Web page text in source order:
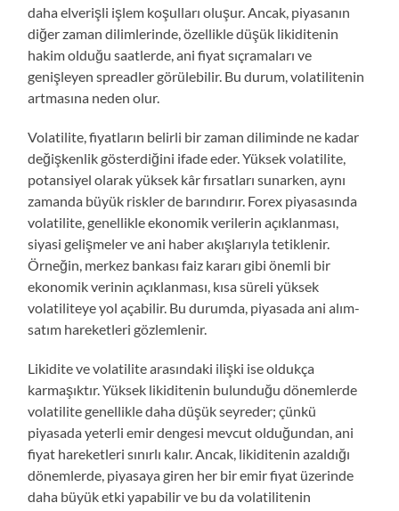
daha elverişli işlem koşulları oluşur. Ancak, piyasanın
diğer zaman dilimlerinde, özellikle düşük likiditenin
hakim olduğu saatlerde, ani fiyat sıçramaları ve
genişleyen spreadler görülebilir. Bu durum, volatilitenin
artmasına neden olur.
Volatilite, fiyatların belirli bir zaman diliminde ne kadar
değişkenlik gösterdiğini ifade eder. Yüksek volatilite,
potansiyel olarak yüksek kâr fırsatları sunarken, aynı
zamanda büyük riskler de barındırır. Forex piyasasında
volatilite, genellikle ekonomik verilerin açıklanması,
siyasi gelişmeler ve ani haber akışlarıyla tetiklenir.
Örneğin, merkez bankası faiz kararı gibi önemli bir
ekonomik verinin açıklanması, kısa süreli yüksek
volatiliteye yol açabilir. Bu durumda, piyasada ani alım-
satım hareketleri gözlemlenir.
Likidite ve volatilite arasındaki ilişki ise oldukça
karmaşıktır. Yüksek likiditenin bulunduğu dönemlerde
volatilite genellikle daha düşük seyreder; çünkü
piyasada yeterli emir dengesi mevcut olduğundan, ani
fiyat hareketleri sınırlı kalır. Ancak, likiditenin azaldığı
dönemlerde, piyasaya giren her bir emir fiyat üzerinde
daha büyük etki yapabilir ve bu da volatilitenin